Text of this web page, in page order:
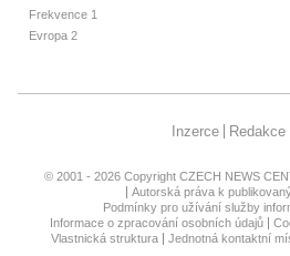
Frekvence 1
Evropa 2
Inzerce Redakce
© 2001 - 2026 Copyright CZECH NEWS
Autorská práva k
Podmínky pro užívání služby
Informace o zpracování osobních údajů
Vlastnická struktura
Jednotná kontaktní